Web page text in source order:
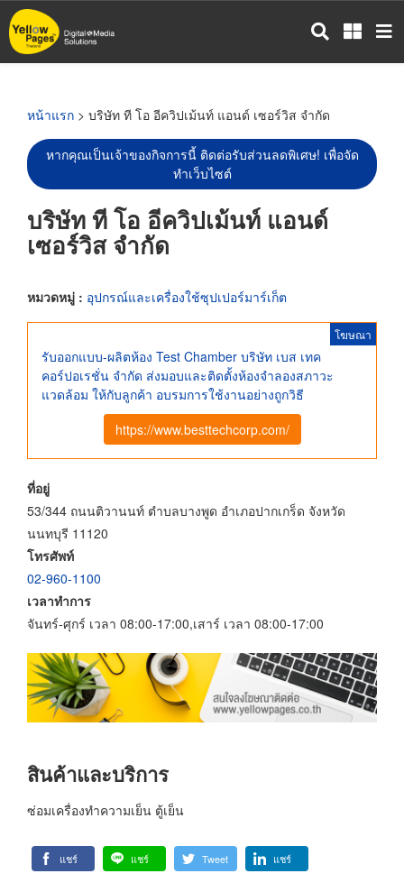
ข้าม
ไป
หน้าแรก > บริษัท ที โอ อีควิปเม้นท์ แอนด์ เซอร์วิส จำกัด
หากคุณเป็นเจ้าของกิจการนี้ ติดต่อรับส่วนลดพิเศษ! เพื่อจัด
ทำเว็บไซต์
บริษัท ที โอ อีควิปเม้นท์ แอนด์
เซอร์วิส จำกัด
หมวดหมู่ : อุปกรณ์และเครื่องใช้ซุปเปอร์มาร์เก็ต
โฆษณา
รับออกแบบ-ผลิตห้อง Test Chamber บริษัท เบส เทค
คอร์ปอเรชั่น จำกัด ส่งมอบและติดตั้งห้องจำลองสภาวะ
แวดล้อม ให้กับลูกค้า อบรมการใช้งานอย่างถูกวิธี
https://www.besttechcorp.com/
ที่อยู่
53/344 ถนนติวานนท์ ตำบลบางพูด อำเภอปากเกร็ด จังหวัด
นนทบุรี 11120
โทรศัพท์
02-960-1100
เวลาทำการ
จันทร์-ศุกร์ เวลา 08:00-17:00,เสาร์ เวลา 08:00-17:00
สินค้าและบริการ
ซ่อมเครื่องทำความเย็น ตู้เย็น
แชร์ แชร์ Tweet แชร์